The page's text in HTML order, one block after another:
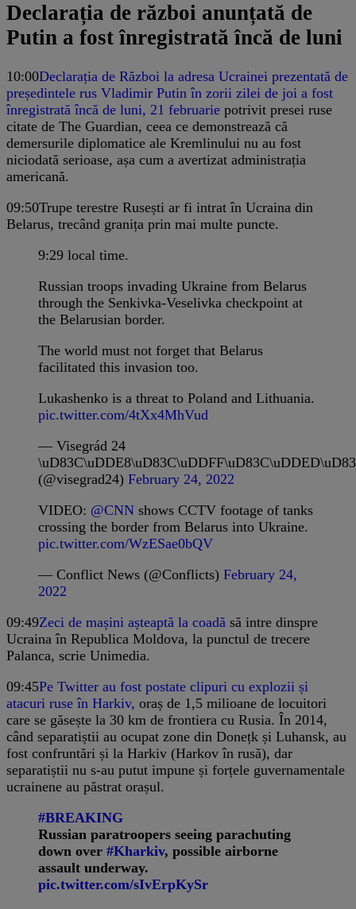
Declarația de război anunțată de
Putin a fost înregistrată încă de luni
10:00Declarația de Război la adresa Ucrainei prezentată de
președintele rus Vladimir Putin în zorii zilei de joi a fost
înregistrată încă de luni, 21 februarie potrivit presei ruse
citate de The Guardian, ceea ce demonstrează că
demersurile diplomatice ale Kremlinului nu au fost
niciodată serioase, așa cum a avertizat administrația
americană.
09:50Trupe terestre Rusești ar fi intrat în Ucraina din
Belarus, trecând granița prin mai multe puncte.
9:29 local time.
Russian troops invading Ukraine from Belarus
through the Senkivka-Veselivka checkpoint at
the Belarusian border.
The world must not forget that Belarus
facilitated this invasion too.
Lukashenko is a threat to Poland and Lithuania.
pic.twitter.com/4tXx4MhVud
— Visegrád 24
(@visegrad24) February 24, 2022
VIDEO: @CNN shows CCTV footage of tanks
crossing the border from Belarus into Ukraine.
pic.twitter.com/WzESae0bQV
— Conflict News (@Conflicts) February 24,
2022
09:49Zeci de mașini așteaptă la coadă să intre dinspre
Ucraina în Republica Moldova, la punctul de trecere
Palanca, scrie Unimedia.
09:45Pe Twitter au fost postate clipuri cu explozii și
atacuri ruse în Harkiv, oraș de 1,5 milioane de locuitori
care se găsește la 30 km de frontiera cu Rusia. În 2014,
când separatiștii au ocupat zone din Donețk și Luhansk, au
fost confruntări și la Harkiv (Harkov în rusă), dar
separatiștii nu s-au putut impune și forțele guvernamentale
ucrainene au păstrat orașul.
#BREAKING
Russian paratroopers seeing parachuting
down over #Kharkiv, possible airborne
assault underway.
pic.twitter.com/sIvErpKySr